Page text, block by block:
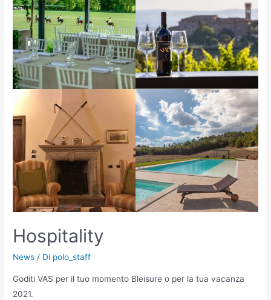
Hospitality
News / Di polo_staff
Goditi VAS per il tuo momento Bleisure o per la tua vacanza
2021.